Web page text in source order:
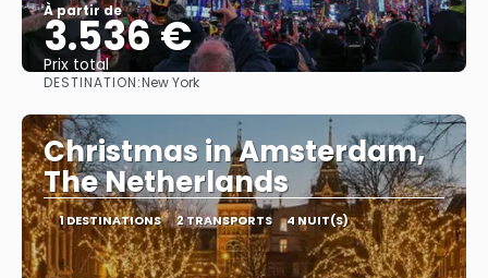
À partir de
3.536 €
Prix ​​total
DESTINATION:New York
Christmas in Amsterdam,
The Netherlands
1 DESTINATIONS 2 TRANSPORTS 4 NUIT(S)